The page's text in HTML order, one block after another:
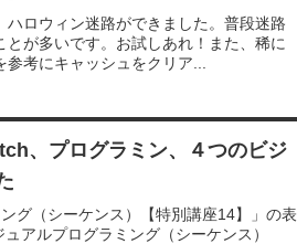
ロウィン迷路ができました。普段迷路
が多いです。お試しあれ！また、稀に
考にキャッシュをクリア...
、プログラミン、４つのビジ
グ（シーケンス）【特別講座14】」の表
アルプログラミング（シーケンス）